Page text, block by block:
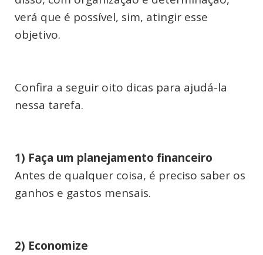
verá que é possível, sim, atingir esse
objetivo.
Confira a seguir oito dicas para ajudá-la
nessa tarefa.
1) Faça um planejamento financeiro
Antes de qualquer coisa, é preciso saber os
ganhos e gastos mensais.
2) Economize